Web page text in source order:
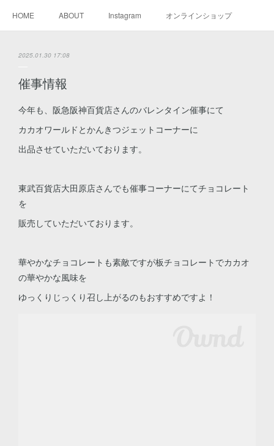
HOME ABOUT Instagram オンラインショップ
2025.01.30 17:08
催事情報
今年も、阪急阪神百貨店さんのバレンタイン催事にて
カカオワールドとかんきつジェットコーナーに
出品させていただいております。
東武百貨店大田原店さんでも催事コーナーにてチョコレート
を
販売していただいております。
華やかなチョコレートも素敵ですが板チョコレートでカカオ
の華やかな風味を
ゆっくりじっくり召し上がるのもおすすめですよ！